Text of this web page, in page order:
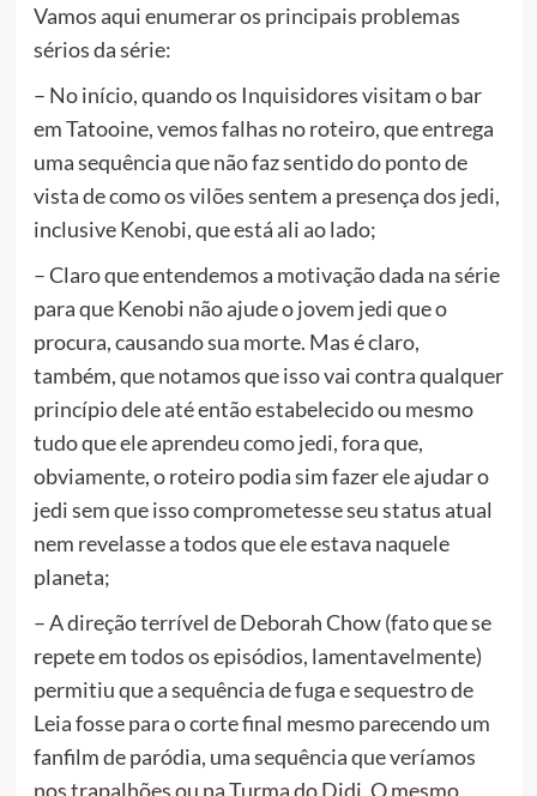
Vamos aqui enumerar os principais problemas
sérios da série:
– No início, quando os Inquisidores visitam o bar
em Tatooine, vemos falhas no roteiro, que entrega
uma sequência que não faz sentido do ponto de
vista de como os vilões sentem a presença dos jedi,
inclusive Kenobi, que está ali ao lado;
– Claro que entendemos a motivação dada na série
para que Kenobi não ajude o jovem jedi que o
procura, causando sua morte. Mas é claro,
também, que notamos que isso vai contra qualquer
princípio dele até então estabelecido ou mesmo
tudo que ele aprendeu como jedi, fora que,
obviamente, o roteiro podia sim fazer ele ajudar o
jedi sem que isso comprometesse seu status atual
nem revelasse a todos que ele estava naquele
planeta;
– A direção terrível de Deborah Chow (fato que se
repete em todos os episódios, lamentavelmente)
permitiu que a sequência de fuga e sequestro de
Leia fosse para o corte final mesmo parecendo um
fanfilm de paródia, uma sequência que veríamos
nos trapalhões ou na Turma do Didi. O mesmo